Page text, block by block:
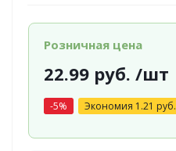
Розничная цена
22.99руб. /шт
-5% Экономия 1.21 руб.